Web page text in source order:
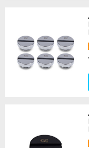
Mâle / Femelle
Mâle / Mâle
Bouchon